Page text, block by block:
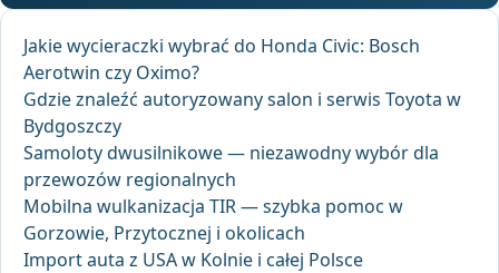
Jakie wycieraczki wybrać do Honda Civic: Bosch
Aerotwin czy Oximo?
Gdzie znaleźć autoryzowany salon i serwis Toyota w
Bydgoszczy
Samoloty dwusilnikowe — niezawodny wybór dla
przewozów regionalnych
Mobilna wulkanizacja TIR — szybka pomoc w
Gorzowie, Przytocznej i okolicach
Import auta z USA w Kolnie i całej Polsce